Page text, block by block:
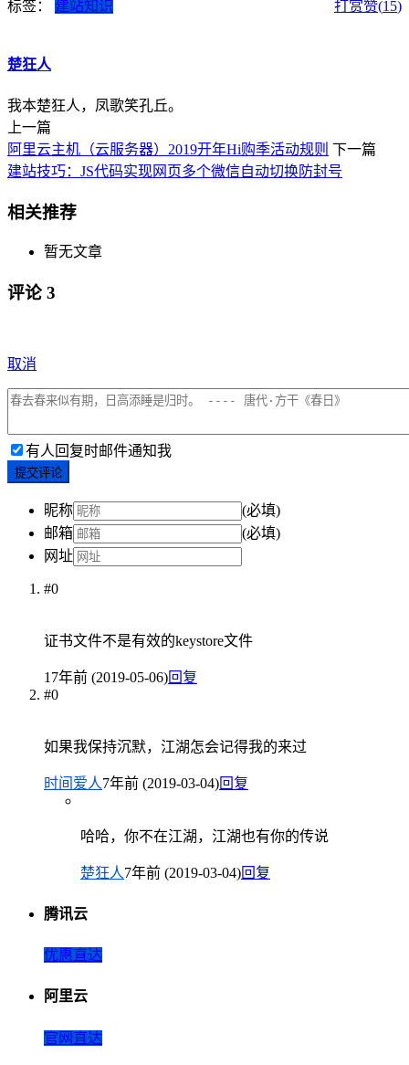
打赏赞(15)
标签： 建站知识
楚狂人
我本楚狂人，凤歌笑孔丘。
上一篇
阿里云主机（云服务器）2019开年Hi购季活动规则 下一篇
建站技巧：JS代码实现网页多个微信自动切换防封号
相关推荐
暂无文章
评论 3
取消
有人回复时邮件通知我
提交评论
昵称
(必填)
邮箱
(必填)
网址
#0
证书文件不是有效的keystore文件
1 7年前 (2019-05-06)回复
#0
如果我保持沉默，江湖怎会记得我的来过
时间爱人7年前 (2019-03-04)回复
哈哈，你不在江湖，江湖也有你的传说
楚狂人7年前 (2019-03-04)回复
腾讯云
优惠直达
阿里云
官网直达